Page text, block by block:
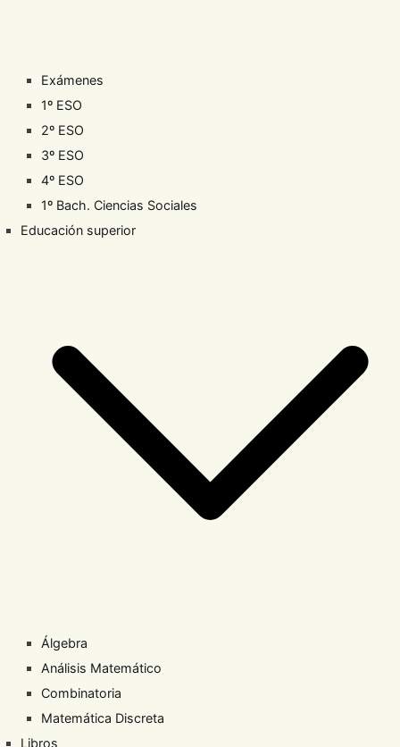
Exámenes
1º ESO
2º ESO
3º ESO
4º ESO
1º Bach. Ciencias Sociales
Educación superior
Álgebra
Análisis Matemático
Combinatoria
Matemática Discreta
Libros